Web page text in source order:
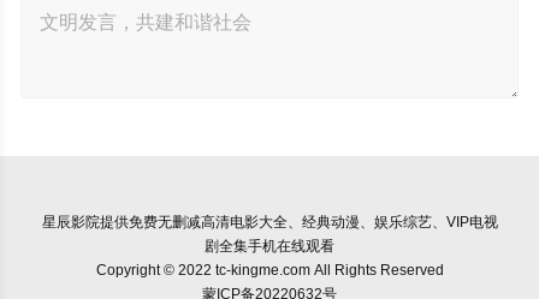
星辰影院提供免费无删减高清电影大全、经典动漫、娱乐综艺、VIP电视
剧全集手机在线观看
Copyright © 2022 tc-kingme.com All Rights Reserved
蒙ICP备20220632号